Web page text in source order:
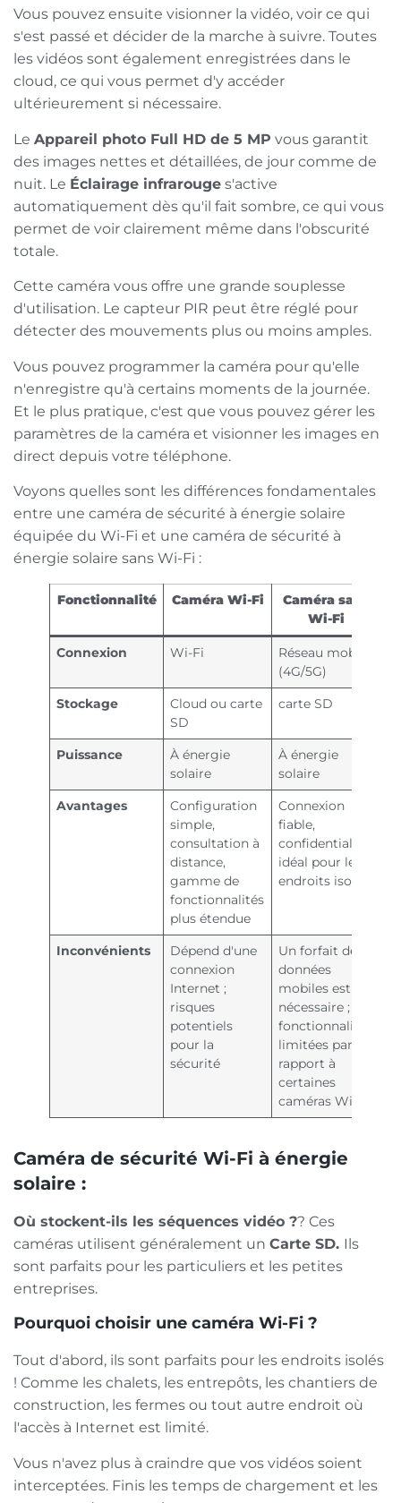
Vous pouvez ensuite visionner la vidéo, voir ce qui
s'est passé et décider de la marche à suivre. Toutes
les vidéos sont également enregistrées dans le
cloud, ce qui vous permet d'y accéder
ultérieurement si nécessaire.
Le Appareil photo Full HD de 5 MP vous garantit
des images nettes et détaillées, de jour comme de
nuit. Le Éclairage infrarouge s'active
automatiquement dès qu'il fait sombre, ce qui vous
permet de voir clairement même dans l'obscurité
totale.
Cette caméra vous offre une grande souplesse
d'utilisation. Le capteur PIR peut être réglé pour
détecter des mouvements plus ou moins amples.
Vous pouvez programmer la caméra pour qu'elle
n'enregistre qu'à certains moments de la journée.
Et le plus pratique, c'est que vous pouvez gérer les
paramètres de la caméra et visionner les images en
direct depuis votre téléphone.
Voyons quelles sont les différences fondamentales
entre une caméra de sécurité à énergie solaire
équipée du Wi-Fi et une caméra de sécurité à
énergie solaire sans Wi-Fi :
Fonctionnalité Caméra Wi-Fi
Caméra sans
Wi-Fi
Connexion Wi-Fi
Réseau mobile
(4G/5G)
Stockage
Cloud ou carte
SD
carte SD
Puissance
À énergie
solaire
À énergie
solaire
Avantages
Configuration
simple,
consultation à
distance,
gamme de
fonctionnalités
plus étendue
Connexion
fiable,
confidentialité,
idéal pour les
endroits isolés
Inconvénients
Dépend d'une
connexion
Internet ;
risques
potentiels
pour la
sécurité
Un forfait de
données
mobiles est
nécessaire ;
fonctionnalités
limitées par
rapport à
certaines
caméras Wi-Fi
Caméra de sécurité Wi-Fi à énergie
solaire :
Où stockent-ils les séquences vidéo ?? Ces
caméras utilisent généralement un Carte SD. Ils
sont parfaits pour les particuliers et les petites
entreprises.
Pourquoi choisir une caméra Wi-Fi ?
Tout d'abord, ils sont parfaits pour les endroits isolés
! Comme les chalets, les entrepôts, les chantiers de
construction, les fermes ou tout autre endroit où
l'accès à Internet est limité.
Vous n'avez plus à craindre que vos vidéos soient
interceptées. Finis les temps de chargement et les